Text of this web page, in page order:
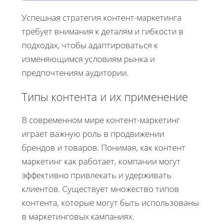
Успешная стратегия контент-маркетинга
требует внимания к деталям и гибкости в
подходах, чтобы адаптироваться к
изменяющимся условиям рынка и
предпочтениям аудитории.
Типы контента и их применение
В современном мире контент-маркетинг
играет важную роль в продвижении
брендов и товаров. Понимая, как контент
маркетинг как работает, компании могут
эффективно привлекать и удерживать
клиентов. Существует множество типов
контента, которые могут быть использованы
в маркетинговых кампаниях.